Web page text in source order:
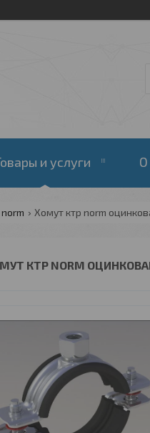
и услуги О
Хомут ктр norm
КТР NORM